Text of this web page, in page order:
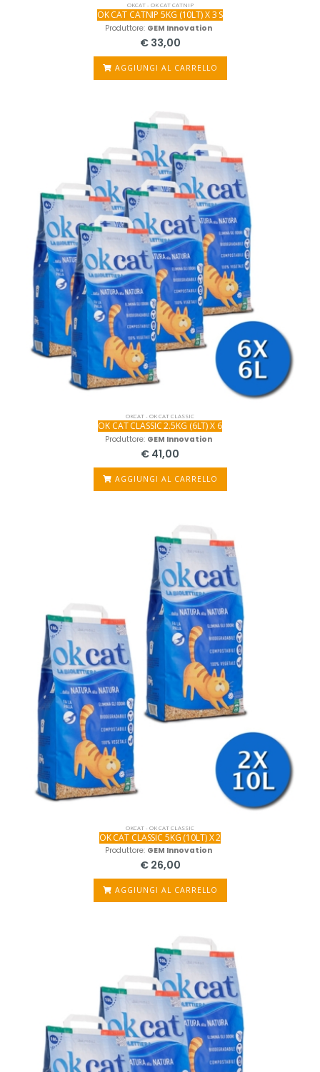
OKCAT - OK CAT CATNIP
OK CAT CATNIP 5KG (10LT) X 3 S
Produttore: GEM Innovation
€ 33,00
AGGIUNGI AL CARRELLO
OKCAT - OK CAT CLASSIC
OK CAT CLASSIC 2.5KG (6LT) X 6
Produttore: GEM Innovation
€ 41,00
AGGIUNGI AL CARRELLO
OKCAT - OK CAT CLASSIC
OK CAT CLASSIC 5KG (10LT) X 2
Produttore: GEM Innovation
€ 26,00
AGGIUNGI AL CARRELLO